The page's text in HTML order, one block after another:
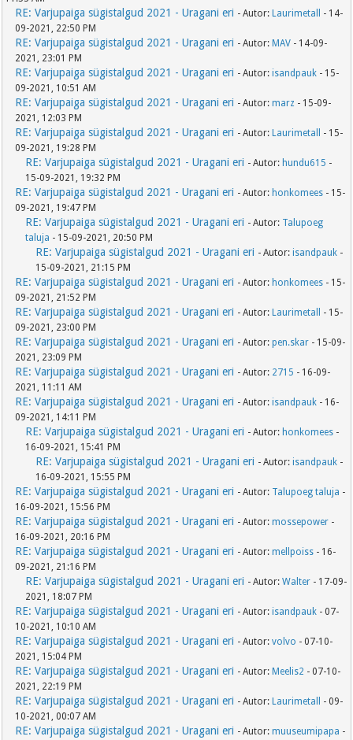
RE: Varjupaiga sügistalgud 2021 - Uragani eri - Autor: Laurimetall
- 14-
09-2021, 22:50 PM
RE: Varjupaiga sügistalgud 2021 - Uragani eri - Autor: MAV - 14-09-
2021, 23:01 PM
RE: Varjupaiga sügistalgud 2021 - Uragani eri - Autor:isandpauk - 15-
09-2021, 10:51 AM
RE: Varjupaiga sügistalgud 2021 - Uragani eri - Autor:marz - 15-09-
2021, 12:03 PM
RE: Varjupaiga sügistalgud 2021 - Uragani eri - Autor: Laurimetall
- 15-
09-2021, 19:28 PM
RE: Varjupaiga sügistalgud 2021 - Uragani eri - Autor: hundu615 -
15-09-2021, 19:32 PM
RE: Varjupaiga sügistalgud 2021 - Uragani eri - Autor: honkomees - 15-
09-2021, 19:47 PM
RE: Varjupaiga sügistalgud 2021 - Uragani eri - Autor: Talupoeg
taluja - 15-09-2021, 20:50 PM
RE: Varjupaiga sügistalgud 2021 - Uragani eri - Autor:isandpauk -
15-09-2021, 21:15 PM
RE: Varjupaiga sügistalgud 2021 - Uragani eri - Autor: honkomees - 15-
09-2021, 21:52 PM
RE: Varjupaiga sügistalgud 2021 - Uragani eri - Autor: Laurimetall
- 15-
09-2021, 23:00 PM
RE: Varjupaiga sügistalgud 2021 - Uragani eri - Autor:pen.skar - 15-09-
2021, 23:09 PM
RE: Varjupaiga sügistalgud 2021 - Uragani eri - Autor: 2715 - 16-09-
2021, 11:11 AM
RE: Varjupaiga sügistalgud 2021 - Uragani eri - Autor:isandpauk - 16-
09-2021, 14:11 PM
RE: Varjupaiga sügistalgud 2021 - Uragani eri - Autor: honkomees -
16-09-2021, 15:41 PM
RE: Varjupaiga sügistalgud 2021 - Uragani eri - Autor:isandpauk -
16-09-2021, 15:55 PM
RE: Varjupaiga sügistalgud 2021 - Uragani eri - Autor: Talupoeg taluja -
16-09-2021, 15:56 PM
RE: Varjupaiga sügistalgud 2021 - Uragani eri - Autor:mossepower -
16-09-2021, 20:16 PM
RE: Varjupaiga sügistalgud 2021 - Uragani eri - Autor:mellpoiss - 16-
09-2021, 21:16 PM
RE: Varjupaiga sügistalgud 2021 - Uragani eri - Autor:Walter - 17-09-
2021, 18:07 PM
RE: Varjupaiga sügistalgud 2021 - Uragani eri - Autor:isandpauk - 07-
10-2021, 10:10 AM
RE: Varjupaiga sügistalgud 2021 - Uragani eri - Autor:volvo - 07-10-
2021, 15:04 PM
RE: Varjupaiga sügistalgud 2021 - Uragani eri - Autor: Meelis2 - 07-10-
2021, 22:19 PM
RE: Varjupaiga sügistalgud 2021 - Uragani eri - Autor: Laurimetall
- 09-
10-2021, 00:07 AM
RE: Varjupaiga sügistalgud 2021 - Uragani eri - Autor:muuseumipapa -